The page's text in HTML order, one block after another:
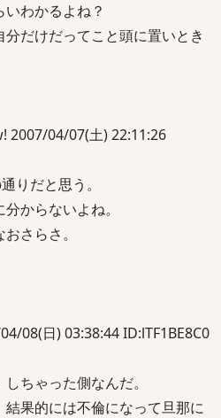
わかるよね？
だけだってこと頭に置いとき
2007/04/07(土) 22:11:26
りだと思う。
からないよね。
さらさ。
08(日) 03:38:44 ID:lTF1BE8C0
ちゃった側なんだ。
果的には不倫になって旦那に